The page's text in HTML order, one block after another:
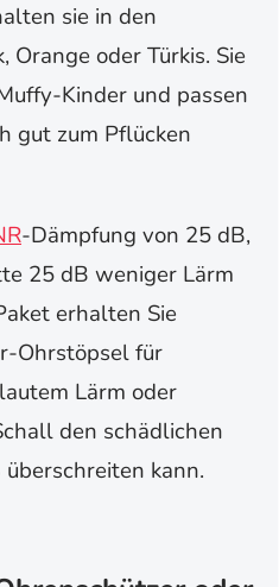
sie in den
oder Türkis. Sie
Kinder und passen
gut zum Pflücken
-Dämpfung von 25 dB,
25 dB weniger Lärm
erhalten Sie
Ohrstöpsel für
Lärm oder
den schädlichen
kann.